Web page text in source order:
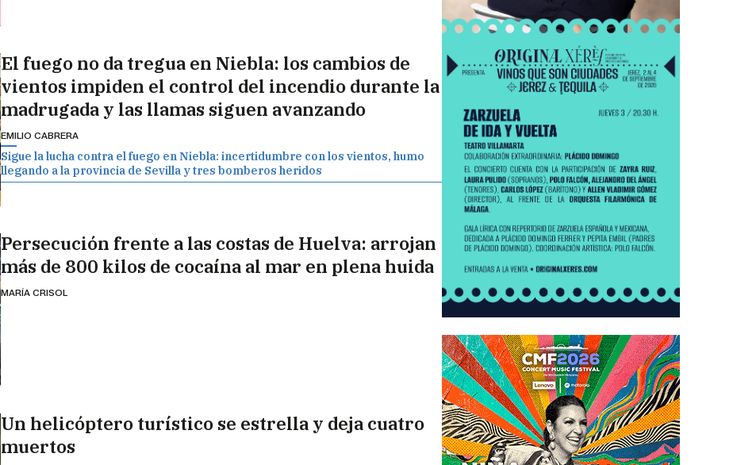
El fuego no da tregua en Niebla: los cambios de
vientos impiden el control del incendio durante la
madrugada y las llamas siguen avanzando
EMILIO CABRERA
Sigue la lucha contra el fuego en Niebla: incertidumbre con los vientos, humo
llegando a la provincia de Sevilla y tres bomberos heridos
Persecución frente a las costas de Huelva: arrojan
más de 800 kilos de cocaína al mar en plena huida
MARÍA CRISOL
Un helicóptero turístico se estrella y deja cuatro
muertos